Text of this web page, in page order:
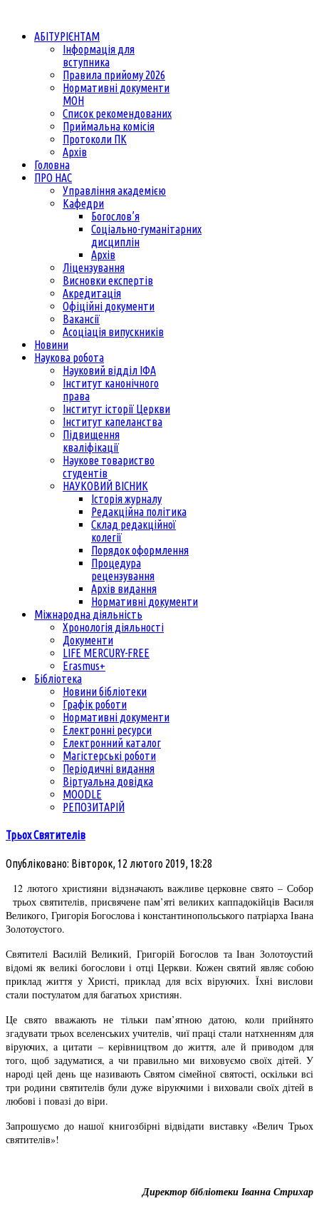
АБІТУРІЄНТАМ
Інформація для
вступника
Правила прийому 2026
Нормативні документи
МОН
Список рекомендованих
Приймальна комісія
Протоколи ПК
Архів
Головна
ПРО НАС
Управління академією
Кафедри
Богослов’я
Соціально-гуманітарних
дисциплін
Архів
Ліцензування
Висновки експертів
Акредитація
Офіційні документи
Вакансії
Асоціація випускників
Новини
Наукова робота
Науковий відділ ІФА
Інститут канонічного
права
Інститут історії Церкви
Інститут капеланства
Підвищення
кваліфікації
Наукове товариство
студентів
НАУКОВИЙ ВІСНИК
Історія журналу
Редакційна політика
Склад редакційної
колегії
Порядок оформлення
Процедура
рецензування
Архів видання
Нормативні документи
Міжнародна діяльність
Хронологія діяльності
Документи
LIFE MERCURY-FREE
Erasmus+
Бібліотека
Новини бібліотеки
Графік роботи
Нормативні документи
Електронні ресурси
Електронний каталог
Магістерські роботи
Періодичні видання
Віртуальна довідка
MOODLE
РЕПОЗИТАРІЙ
Трьох Святителів
Опубліковано: Вівторок, 12 лютого 2019, 18:28
12 лютого християни відзначають важливе церковне свято – Собор
трьох святителів, присвячене пам’яті великих каппадокійців Василя
Великого, Григорія Богослова і константинопольського патріарха Івана
Золотоустого.
Святителі Василій Великий, Григорій Богослов та Іван Золотоустий
відомі як великі богослови і отці Церкви. Кожен святий являє собою
приклад життя у Христі, приклад для всіх віруючих. Їхні вислови
стали постулатом для багатьох християн.
Це свято вважають не тільки пам’ятною датою, коли прийнято
згадувати трьох вселенських учителів, чиї праці стали натхненням для
віруючих, а цитати – керівництвом до життя, але й приводом для
того, щоб задуматися, а чи правильно ми виховуємо своїх дітей. У
народі цей день ще називають Святом сімейної святості, оскільки всі
три родини святителів були дуже віруючими і виховали своїх дітей в
любові і повазі до віри.
Запрошуємо до нашої книгозбірні відвідати виставку «Велич Трьох
святителів»!
Директор бібліотеки Іванна Стрихар